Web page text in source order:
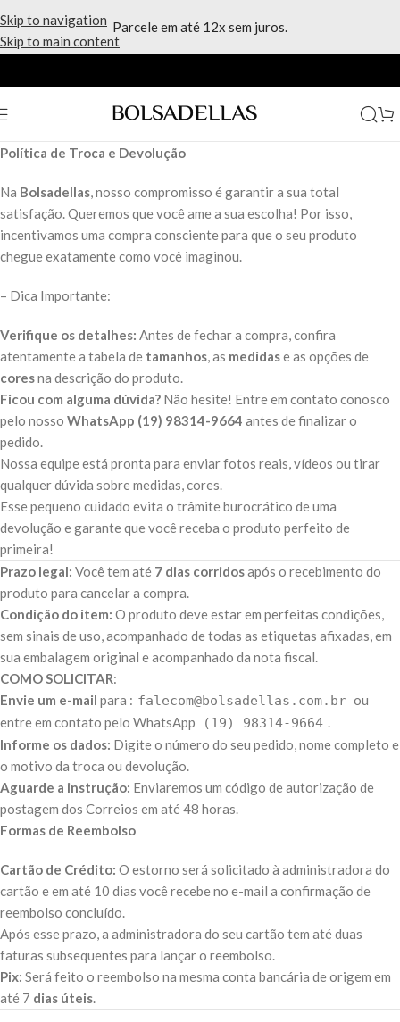
Skip to navigation
Skip to main content
Parcele em até 12x sem juros.
Política de Troca e Devolução
Na Bolsadellas, nosso compromisso é garantir a sua total
satisfação. Queremos que você ame a sua escolha! Por isso,
incentivamos uma compra consciente para que o seu produto
chegue exatamente como você imaginou.
– Dica Importante:
Verifique os detalhes: Antes de fechar a compra, confira
atentamente a tabela de tamanhos, as medidase as opções de
coresna descrição do produto.
Ficou com alguma dúvida? Não hesite! Entre em contato conosco
pelo nosso WhatsApp (19) 98314-9664 antes de finalizar o
pedido.
Nossa equipe está pronta para enviar fotos reais, vídeos ou tirar
qualquer dúvida sobre medidas, cores.
Esse pequeno cuidado evita o trâmite burocrático de uma
devolução e garante que você receba o produto perfeito de
primeira!
Prazo legal: Você tem até 7 dias corridosapós o recebimento do
produto para cancelar a compra.
Condição do item: O produto deve estar em perfeitas condições,
sem sinais de uso, acompanhado de todas as etiquetas afixadas, em
sua embalagem original e acompanhado da nota fiscal.
COMO SOLICITAR:
Envie um e-mail para : falecom@bolsadellas.com.br ou
entre em contato pelo WhatsApp
(19) 98314-9664 .
Informe os dados: Digite o número do seu pedido, nome completo e
o motivo da troca ou devolução.
Aguarde a instrução: Enviaremos um código de autorização de
postagem dos Correios em até 48 horas.
Formas de Reembolso
Cartão de Crédito: O estorno será solicitado à administradora do
cartão e em até 10 dias você recebe no e-mail a confirmação de
reembolso concluído.
Após esse prazo, a administradora do seu cartão tem até duas
faturas subsequentes para lançar o reembolso.
Pix: Será feito o reembolso na mesma conta bancária de origem em
até 7 dias úteis.